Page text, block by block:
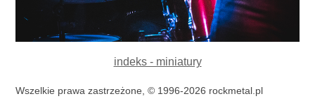
indeks - miniatury
Wszelkie prawa zastrzeżone, © 1996-2026 rockmetal.pl